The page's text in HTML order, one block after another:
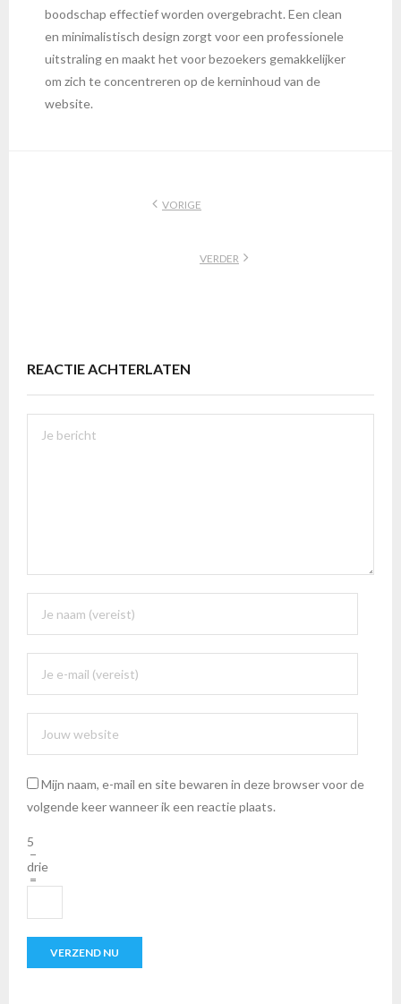
boodschap effectief worden overgebracht. Een clean
en minimalistisch design zorgt voor een professionele
uitstraling en maakt het voor bezoekers gemakkelijker
om zich te concentreren op de kerninhoud van de
website.
VORIGE
VERDER
REACTIE ACHTERLATEN
Mijn naam, e-mail en site bewaren in deze browser voor de
volgende keer wanneer ik een reactie plaats.
5
−
drie
=